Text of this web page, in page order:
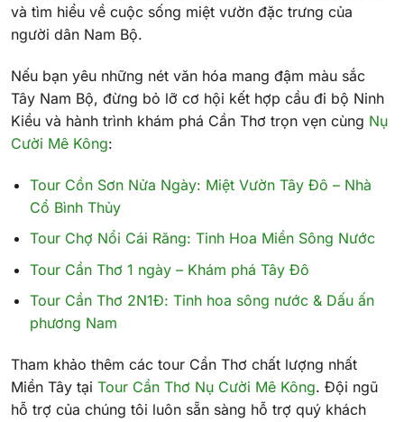
và tìm hiểu về cuộc sống miệt vườn đặc trưng của
người dân Nam Bộ.
Nếu bạn yêu những nét văn hóa mang đậm màu sắc
Tây Nam Bộ, đừng bỏ lỡ cơ hội kết hợp cầu đi bộ Ninh
Kiều và hành trình khám phá Cần Thơ trọn vẹn cùng Nụ
Cười Mê Kông:
Tour Cồn Sơn Nửa Ngày: Miệt Vườn Tây Đô – Nhà
Cổ Bình Thủy
Tour Chợ Nổi Cái Răng: Tinh Hoa Miền Sông Nước
Tour Cần Thơ 1 ngày – Khám phá Tây Đô
Tour Cần Thơ 2N1Đ: Tinh hoa sông nước & Dấu ấn
phương Nam
Tham khảo thêm các tour Cần Thơ chất lượng nhất
Miền Tây tại Tour Cần Thơ Nụ Cười Mê Kông. Đội ngũ
hỗ trợ của chúng tôi luôn sẵn sàng hỗ trợ quý khách